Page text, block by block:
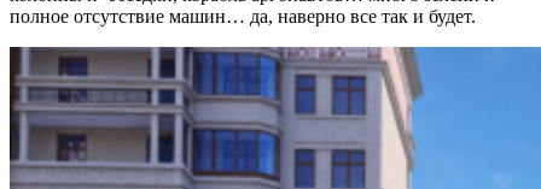
полное отсутствие машин… да, наверно все так и будет.